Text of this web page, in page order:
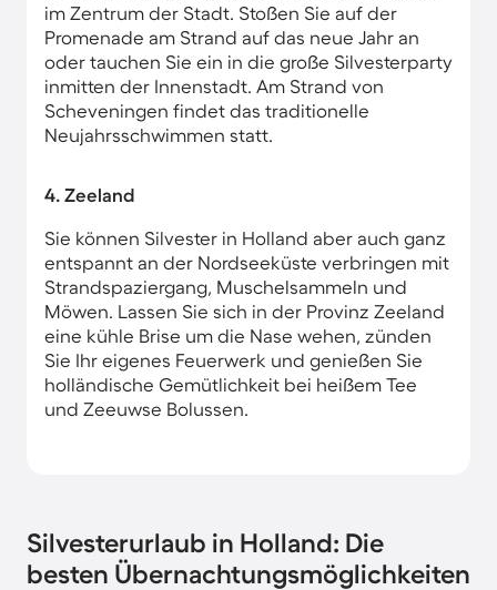
im Zentrum der Stadt. Stoßen Sie auf der
Promenade am Strand auf das neue Jahr an
oder tauchen Sie ein in die große Silvesterparty
inmitten der Innenstadt. Am Strand von
Scheveningen findet das traditionelle
Neujahrsschwimmen statt.
4. Zeeland
Sie können Silvester in Holland aber auch ganz
entspannt an der Nordseeküste verbringen mit
Strandspaziergang, Muschelsammeln und
Möwen. Lassen Sie sich in der Provinz Zeeland
eine kühle Brise um die Nase wehen, zünden
Sie Ihr eigenes Feuerwerk und genießen Sie
holländische Gemütlichkeit bei heißem Tee
und Zeeuwse Bolussen.
Silvesterurlaub in Holland: Die
besten Übernachtungsmöglichkeiten